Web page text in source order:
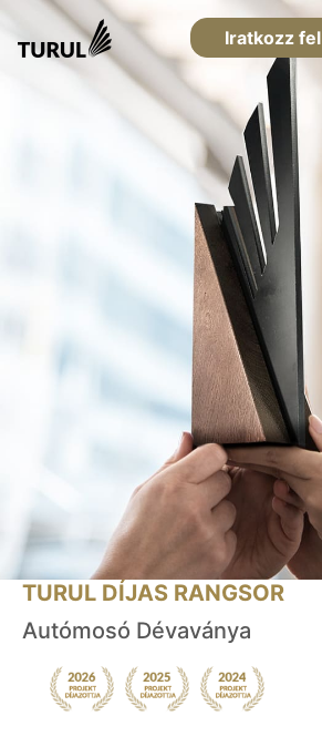
Iratkozz fel
TURUL DÍJAS RANGSOR
Autómosó Dévaványa